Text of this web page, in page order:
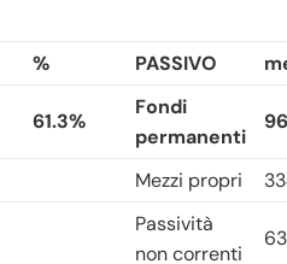
% PASSIVO
61.3%
Fondi
permanenti
Mezzi propri
Passività
non correnti